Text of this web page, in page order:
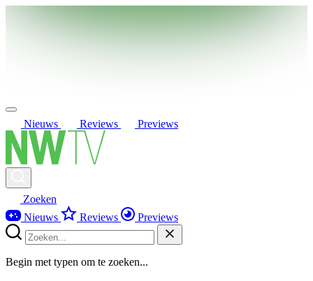
Nieuws Reviews Previews
Zoeken
Nieuws
Reviews Previews
Begin met typen om te zoeken...